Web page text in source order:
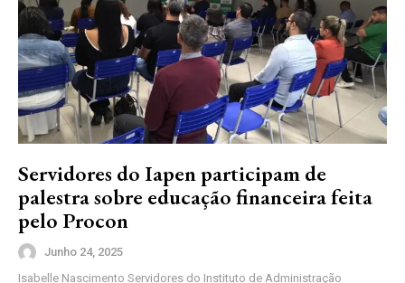
Servidores do Iapen participam de
palestra sobre educação financeira feita
pelo Procon
Junho 24, 2025
Isabelle Nascimento Servidores do Instituto de Administração